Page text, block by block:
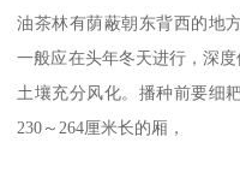
油茶林有荫蔽朝东背西的地
一般应在头年冬天进行，深
土壤充分风化。播种前要细
230～264厘米长的厢，